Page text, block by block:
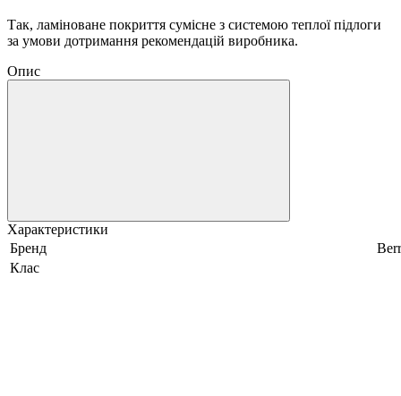
Так, ламіноване покриття сумісне з системою теплої підлоги
за умови дотримання рекомендацій виробника.
Опис
Характеристики
Бренд
Клас